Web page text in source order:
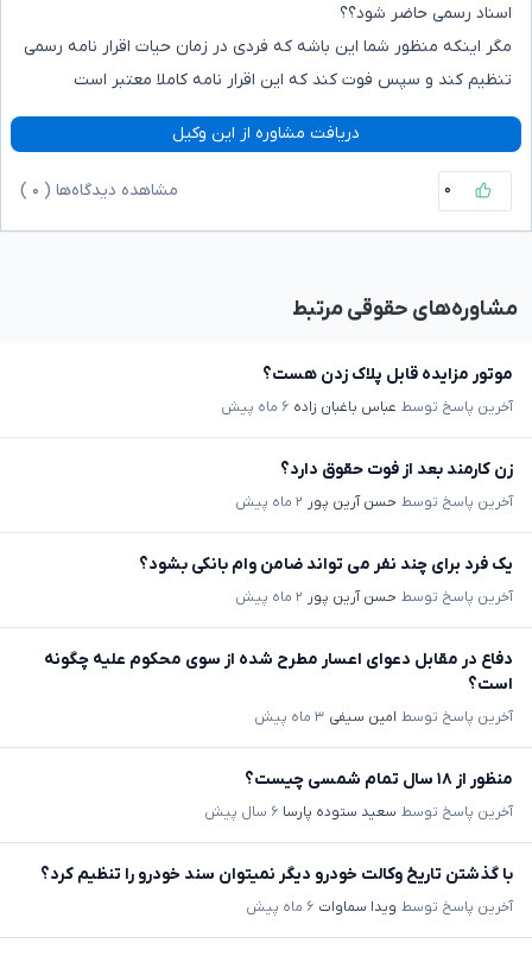
اسناد رسمی حاضر شود؟؟
مگر اینکه منظور شما این باشه که فردی در زمان حیات اقرار نامه رسمی
تنظیم کند و سپس فوت کند که این اقرار نامه کاملا معتبر است
دریافت مشاوره از این وکیل
۰ مشاهده دیدگاه‌ها ( ۰
مشاوره‌های حقوقی مرتبط
موتور مزایده قابل پلاک زدن هست؟
آخرین پاسخ توسط عباس باغبان زاده ۶ ماه پیش
زن کارمند بعد از فوت حقوق دارد؟
آخرین پاسخ توسط حسن آرین پور ۲ ماه پیش
یک فرد برای چند نفر می تواند ضامن وام بانکی بشود؟
آخرین پاسخ توسط حسن آرین پور ۲ ماه پیش
دفاع در مقابل دعوای اعسار مطرح شده از سوی محکوم علیه چگونه
است؟
آخرین پاسخ توسط امین سیفی ۳ ماه پیش
منظور از ۱۸ سال تمام شمسی چیست؟
آخرین پاسخ توسط سعید ستوده پارسا ۶ سال پیش
با گذشتن تاریخ وکالت خودرو دیگر نمیتوان سند خودرو را تنظیم کرد؟
آخرین پاسخ توسط ویدا سماوات ۶ ماه پیش